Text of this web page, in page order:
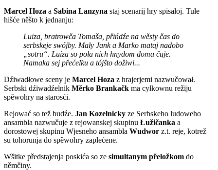
Marcel Hoza a Sabina Lanzyna staj scenarij hry spisałoj. Tule
hišće něšto k jednanju:
Luiza, bratrowča Tomaša, přińdźe na wěsty čas do
serbskeje swójby. Mały Jank a Marko mataj nadobo
„sotru“. Luiza so pola nich hnydom doma čuje.
Namaka sej přećelku a tójšto dožiwi...
Dźiwadłowe sceny je Marcel Hoza z hrajerjemi nazwučował.
Serbski dźiwadźelnik Měrko Brankačk ma cyłkownu režiju
spěwohry na starosći.
Rejować so tež budźe. Jan Kozelnicky ze Serbskeho ludoweho
ansambla nazwučuje z rejowanskej skupinu Łužičanka a
dorostowej skupinu Wjesneho ansambla Wudwor z.t. reje, kotrež
su tohorunja do spěwohry zaplećene.
Wšitke předstajenja poskića so ze simultanym přełožkom do
němčiny.